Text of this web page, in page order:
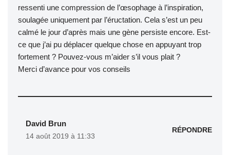
ressenti une compression de l’œsophage à l’inspiration,
soulagée uniquement par l’éructation. Cela s’est un peu
calmé le jour d’après mais une gène persiste encore. Est-
ce que j’ai pu déplacer quelque chose en appuyant trop
fortement ? Pouvez-vous m’aider s’il vous plait ?
Merci d’avance pour vos conseils
David Brun
14 août 2019 à 11:33
RÉPONDRE